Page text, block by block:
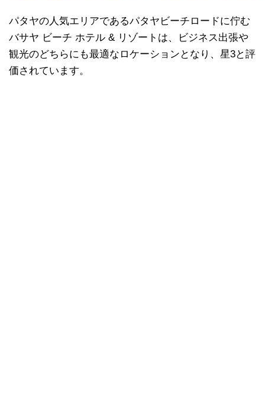
パタヤの人気エリアであるパタヤビーチロードに佇む
バサヤ ビーチ ホテル & リゾートは、ビジネス出張や
観光のどちらにも最適なロケーションとなり、星3と評
価されています。